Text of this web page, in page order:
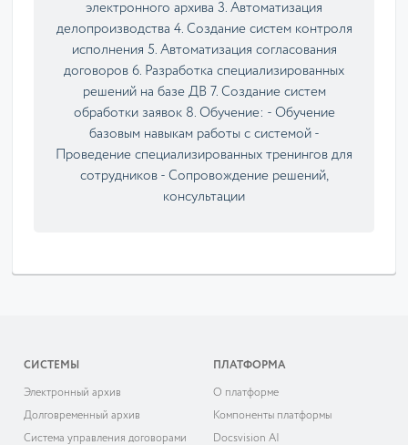
электронного архива 3. Автоматизация
делопроизводства 4. Cоздание систем контроля
исполнения 5. Автоматизация согласования
договоров 6. Разработка специализированных
решений на базе ДВ 7. Cоздание систем
обработки заявок 8. Обучение: - Обучение
базовым навыкам работы с системой -
Проведение специализированных тренингов для
сотрудников - Сопровождение решений,
консультации
СИСТЕМЫ
Электронный архив
Долговременный архив
Система управления договорами
ПЛАТФОРМА
О платформе
Компоненты платформы
Docsvision AI